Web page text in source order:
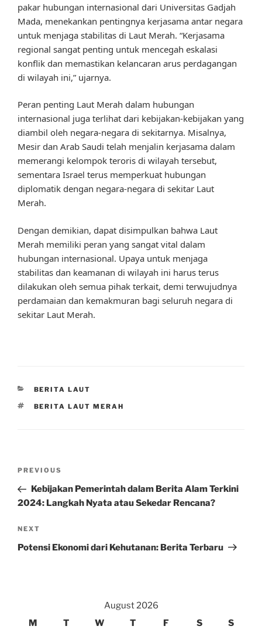
pakar hubungan internasional dari Universitas Gadjah
Mada, menekankan pentingnya kerjasama antar negara
untuk menjaga stabilitas di Laut Merah. “Kerjasama
regional sangat penting untuk mencegah eskalasi
konflik dan memastikan kelancaran arus perdagangan
di wilayah ini,” ujarnya.
Peran penting Laut Merah dalam hubungan
internasional juga terlihat dari kebijakan-kebijakan yang
diambil oleh negara-negara di sekitarnya. Misalnya,
Mesir dan Arab Saudi telah menjalin kerjasama dalam
memerangi kelompok teroris di wilayah tersebut,
sementara Israel terus memperkuat hubungan
diplomatik dengan negara-negara di sekitar Laut
Merah.
Dengan demikian, dapat disimpulkan bahwa Laut
Merah memiliki peran yang sangat vital dalam
hubungan internasional. Upaya untuk menjaga
stabilitas dan keamanan di wilayah ini harus terus
dilakukan oleh semua pihak terkait, demi terwujudnya
perdamaian dan kemakmuran bagi seluruh negara di
sekitar Laut Merah.
CATEGORIES
BERITA LAUT
TAGS
BERITA LAUT MERAH
Previous
Post
PREVIOUS
Kebijakan Pemerintah dalam Berita Alam Terkini
2024: Langkah Nyata atau Sekedar Rencana?
Next
Post
NEXT
Potensi Ekonomi dari Kehutanan: Berita Terbaru
August 2026
M
T W T F S S